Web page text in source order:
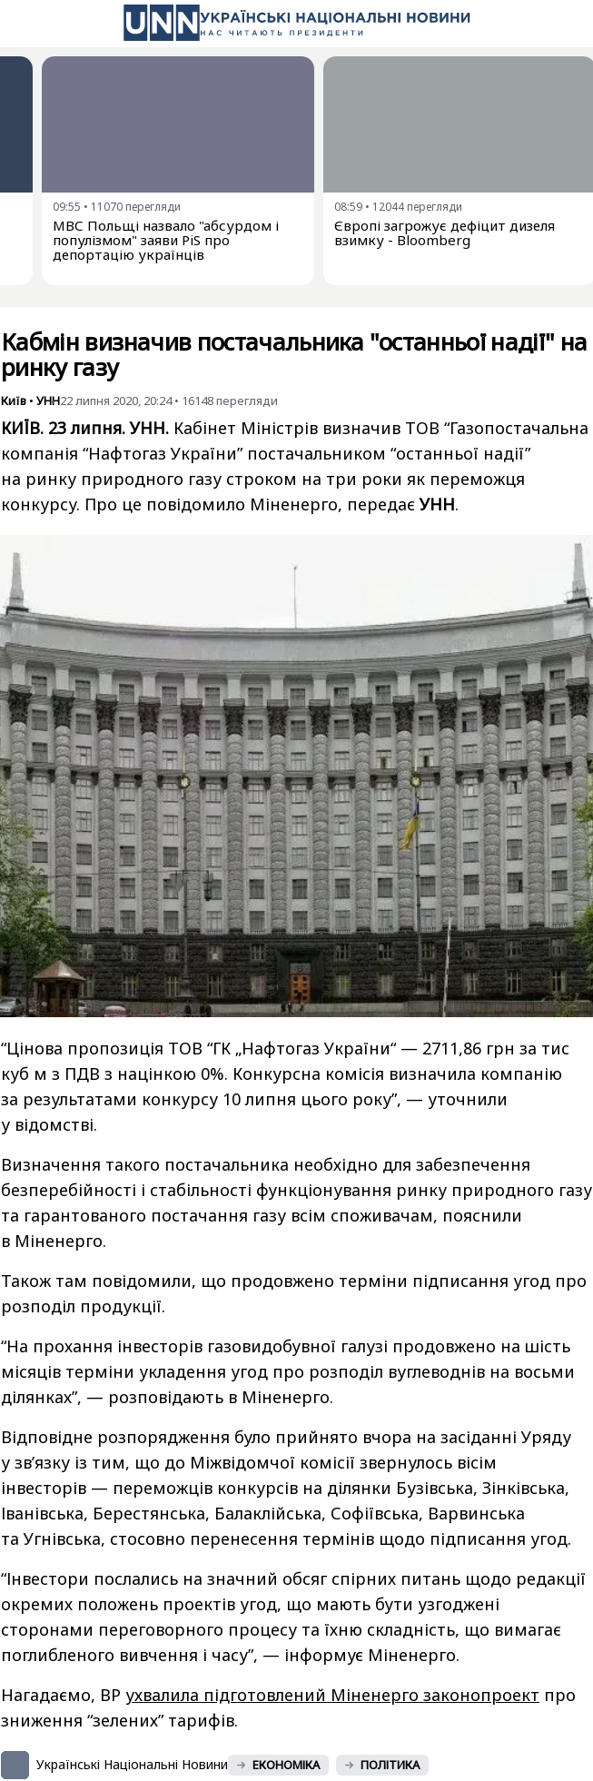
09:55 • 11070 перегляди
МВС Польщі назвало "абсурдом і
популізмом" заяви PiS про
депортацію українців
08:59 • 12044 перегляди
Європі загрожує дефіцит дизеля
взимку - Bloomberg
Кабмін визначив постачальника "останньої надії" на
ринку газу
Київ • УНН22 липня 2020, 20:24• 16148перегляди
КИЇВ. 23 липня. УНН. Кабінет Міністрів визначив ТОВ “Газопостачальна
компанія “Нафтогаз України” постачальником “останньої надії”
на ринку природного газу строком на три роки як переможця
конкурсу. Про це повідомило Міненерго, передаєУНН.
“Цінова пропозиція ТОВ “ГК „Нафтогаз України“ — 2711,86 грн за тис
куб м з ПДВ з націнкою 0%. Конкурсна комісія визначила компанію
за результатами конкурсу 10 липня цього року”, — уточнили
у відомстві.
Визначення такого постачальника необхідно для забезпечення
безперебійності і стабільності функціонування ринку природного газу
та гарантованого постачання газу всім споживачам, пояснили
в Міненерго.
Також там повідомили, що продовжено терміни підписання угод про
розподіл продукції.
“На прохання інвесторів газовидобувної галузі продовжено на шість
місяців терміни укладення угод про розподіл вуглеводнів на восьми
ділянках”, — розповідають в Міненерго.
Відповідне розпорядження було прийнято вчора на засіданні Уряду
у зв’язку із тим, що до Міжвідомчої комісії звернулось вісім
інвесторів — переможців конкурсів на ділянки Бузівська, Зінківська,
Іванівська, Берестянська, Балаклійська, Софіївська, Варвинська
та Угнівська, стосовно перенесення термінів щодо підписання угод.
“Інвестори послались на значний обсяг спірних питань щодо редакції
окремих положень проектів угод, що мають бути узгоджені
сторонами переговорного процесу та їхню складність, що вимагає
поглибленого вивчення і часу”, — інформує Міненерго.
Нагадаємо, ВР ухвалила підготовлений Міненерго законопроект про
зниження “зелених” тарифів.
Українські Національні Новини ЕКОНОМІКА ПОЛІТИКА